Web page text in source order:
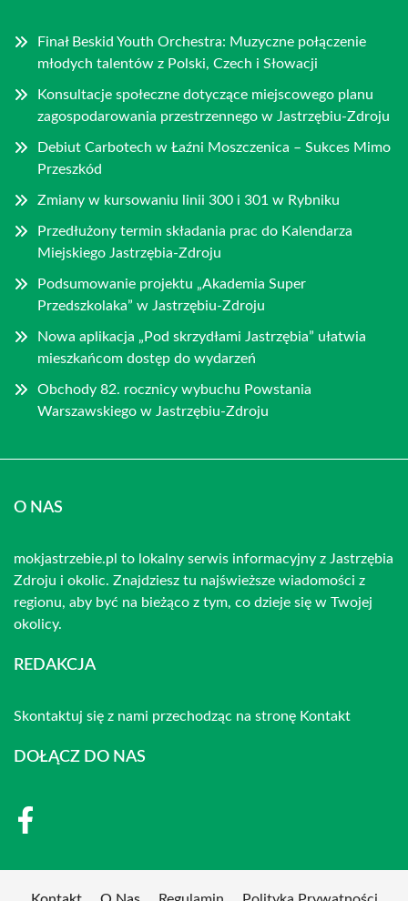
Finał Beskid Youth Orchestra: Muzyczne połączenie
młodych talentów z Polski, Czech i Słowacji
Konsultacje społeczne dotyczące miejscowego planu
zagospodarowania przestrzennego w Jastrzębiu-Zdroju
Debiut Carbotech w Łaźni Moszczenica – Sukces Mimo
Przeszkód
Zmiany w kursowaniu linii 300 i 301 w Rybniku
Przedłużony termin składania prac do Kalendarza
Miejskiego Jastrzębia-Zdroju
Podsumowanie projektu „Akademia Super
Przedszkolaka” w Jastrzębiu-Zdroju
Nowa aplikacja „Pod skrzydłami Jastrzębia” ułatwia
mieszkańcom dostęp do wydarzeń
Obchody 82. rocznicy wybuchu Powstania
Warszawskiego w Jastrzębiu-Zdroju
O NAS
mokjastrzebie.pl to lokalny serwis informacyjny z Jastrzębia
Zdroju i okolic. Znajdziesz tu najświeższe wiadomości z
regionu, aby być na bieżąco z tym, co dzieje się w Twojej
okolicy.
REDAKCJA
Skontaktuj się z nami przechodząc na stronę Kontakt
DOŁĄCZ DO NAS